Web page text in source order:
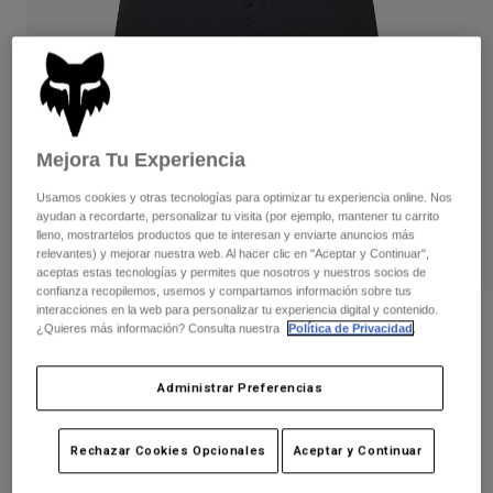
Pantalones largos
Pantalones cortos
Chaquetas y chalecos
Guantes
Protecciones
Gafas de protección
Calcetines
Recambios
Pantalones
Guantes
Gafas de protección
Calcetines
Recambios
Camisas
Ver todo
Mujer
Camisetas y tops
Sudaderas
Chaquetas
Pantalones
Niños
Protecciones
Gafas de Protección
Calcetines
Ver todo
Moto
Cascos
Camisetas
Pantalones
Botas
Guantes
Gafas de Protección
Opiniones
Shorts Ranger Juvenil Digi Image
N.º de artículo33467-001-24
Mejora Tu Experiencia
Usamos cookies y otras tecnologías para optimizar tu experiencia online. Nos
ayudan a recordarte, personalizar tu visita (por ejemplo, mantener tu carrito
lleno, mostrartelos productos que te interesan y enviarte anuncios más
relevantes) y mejorar nuestra web. Al hacer clic en "Aceptar y Continuar",
aceptas estas tecnologías y permites que nosotros y nuestros socios de
confianza recopilemos, usemos y compartamos información sobre tus
interacciones en la web para personalizar tu experiencia digital y contenido.
¿Quieres más información? Consulta nuestra
Política de Privacidad.
Administrar Preferencias
Rechazar Cookies Opcionales Aceptar y Continuar